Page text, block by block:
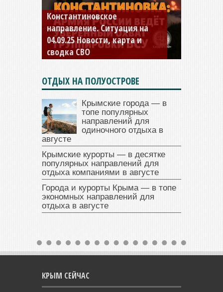
Константиновское
направление. Ситуация на
04.09.25 Новости, карта и
сводка СВО
ОТДЫХ НА ПОЛУОСТРОВЕ
Крымские города — в
топе популярных
направлений для
одиночного отдыха в
августе
Крымские курорты — в десятке
популярных направлений для
отдыха компаниями в августе
Города и курорты Крыма — в топе
экономных направлений для
отдыха в августе
КРЫМ СЕЙЧАС